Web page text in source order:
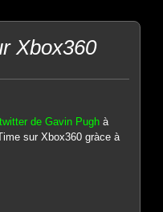
Xbox360
de Gavin Pugh à
sur Xbox360 gràce à